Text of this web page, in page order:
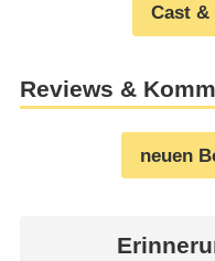
Cast
Reviews &
neuen